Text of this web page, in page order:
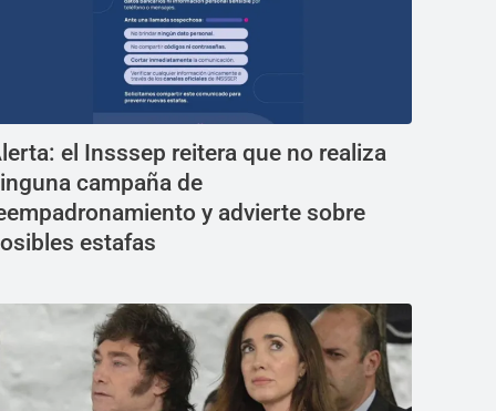
el Insssep reitera que no realiza
campaña de
y advierte sobre
estafas